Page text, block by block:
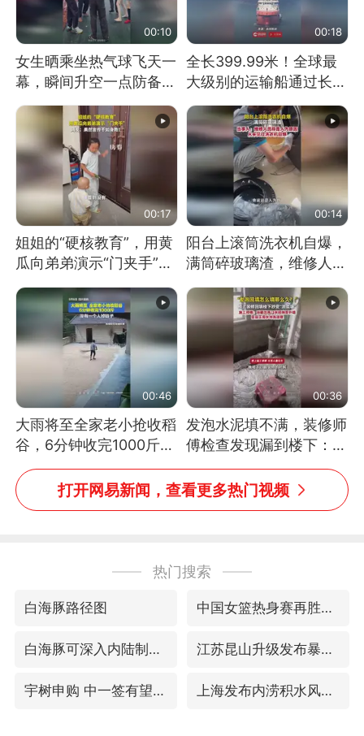
00:10
女生晒乘坐热气球飞天一
幕，瞬间升空一点防备都
没有
00:18
全长399.99米！全球最
大级别的运输船通过长江
大桥这一幕，太震撼了！
00:17
姐姐的“硬核教育”，用黄
瓜向弟弟演示“门夹手”，
网友：果然言传不如身
教！
00:14
阳台上滚筒洗衣机自爆，
满筒碎玻璃渣，维修人员
称是人为原因，从未见过
洗衣机自爆
00:46
大雨将至全家老小抢收稻
谷，6分钟收完1000斤，
没有一个人掉链子
00:36
发泡水泥填不满，装修师
傅检查发现漏到楼下：出
风口未延伸到外墙
打开网易新闻，查看更多热门视频
热门搜索
白海豚路径图 中国女篮热身赛再胜尼日利亚女篮
白海豚可深入内陆制造大范围风雨 江苏昆山升级发布暴雨红警
宇树申购 中一签有望赚20万元 上海发布内涝积水风险提示